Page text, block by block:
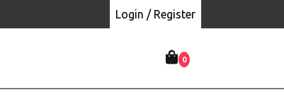
Login / Register
0